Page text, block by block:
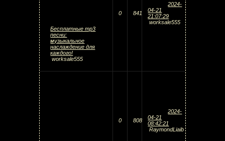
Бесплатные mp3
песни:
музыкальное
наслаждение для
каждого!
worksale555
0 841
2024-
04-21
21:07:29
worksale555
0 808
2024-
04-21
08:42:21
RaymondLiaib